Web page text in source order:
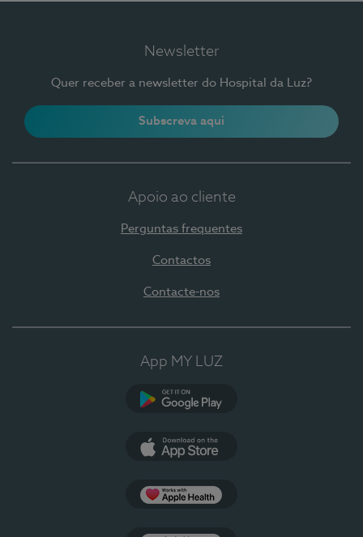
Newsletter
Quer receber a newsletter do Hospital da Luz?
Subscreva aqui
Apoio ao cliente
Perguntas frequentes
Contactos
Contacte-nos
App MY LUZ